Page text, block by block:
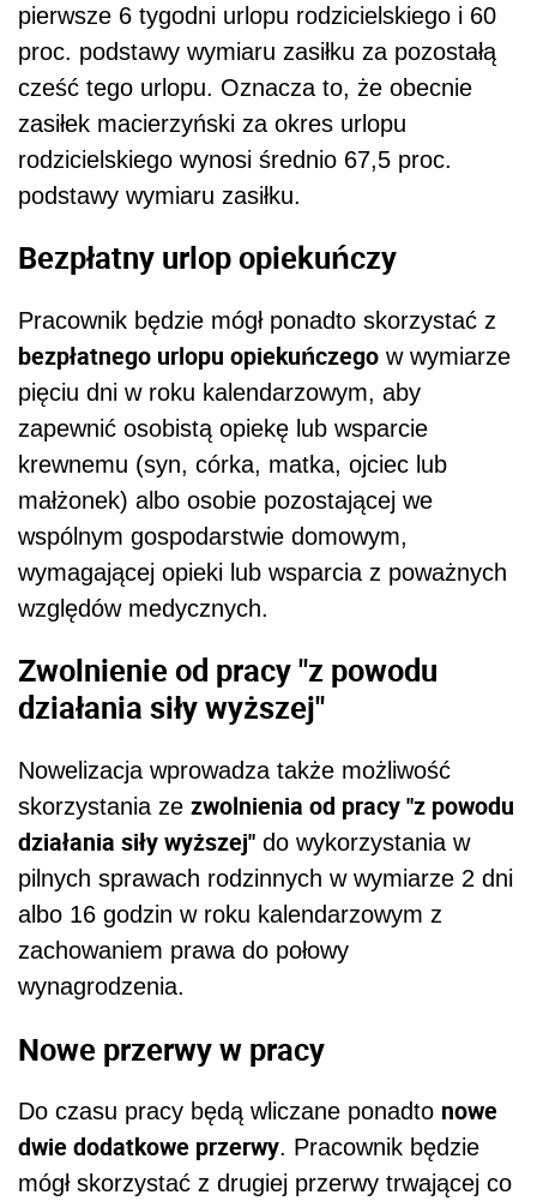
pierwsze 6 tygodni urlopu rodzicielskiego i 60
proc. podstawy wymiaru zasiłku za pozostałą
cześć tego urlopu. Oznacza to, że obecnie
zasiłek macierzyński za okres urlopu
rodzicielskiego wynosi średnio 67,5 proc.
podstawy wymiaru zasiłku.
Bezpłatny urlop opiekuńczy
Pracownik będzie mógł ponadto skorzystać z
bezpłatnego urlopu opiekuńczego w wymiarze
pięciu dni w roku kalendarzowym, aby
zapewnić osobistą opiekę lub wsparcie
krewnemu (syn, córka, matka, ojciec lub
małżonek) albo osobie pozostającej we
wspólnym gospodarstwie domowym,
wymagającej opieki lub wsparcia z poważnych
względów medycznych.
Zwolnienie od pracy "z powodu
działania siły wyższej"
Nowelizacja wprowadza także możliwość
skorzystania ze zwolnienia od pracy "z powodu
działania siły wyższej" do wykorzystania w
pilnych sprawach rodzinnych w wymiarze 2 dni
albo 16 godzin w roku kalendarzowym z
zachowaniem prawa do połowy
wynagrodzenia.
Nowe przerwy w pracy
Do czasu pracy będą wliczane ponadto nowe
dwie dodatkowe przerwy. Pracownik będzie
mógł skorzystać z drugiej przerwy trwającej co